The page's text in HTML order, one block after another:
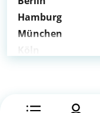
Hamburg
München